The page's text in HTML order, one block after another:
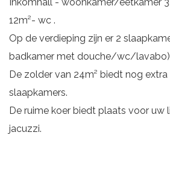
12m²- wc .
Op de verdieping zijn er 2
badkamer met douche/wc/
De zolder van 24m² biedt nog
slaapkamers.
De ruime koer biedt plaats voor uw
jacuzzi.